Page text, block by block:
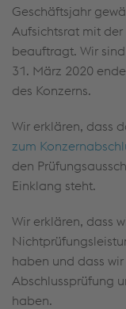
Geschäftsjahr
Aufsichtsrat mit
beauftragt. Wir
31. März 2020
des Konzerns.
Wir erklären, dass
zum
den
Einklang steht.
Wir erklären, dass
haben und dass
Abschlussprüfung
haben.